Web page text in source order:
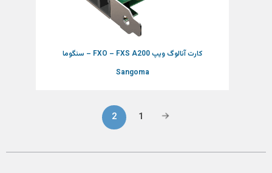
کارت آنالوگ ویپ FXO – FXS A200 – سنگوما
Sangoma
1
2